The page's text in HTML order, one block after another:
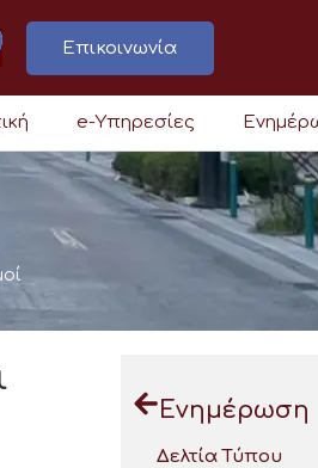
Επικοινωνία
e-Υπηρεσίες
Ενημέρωση
Δελτία Τύπου